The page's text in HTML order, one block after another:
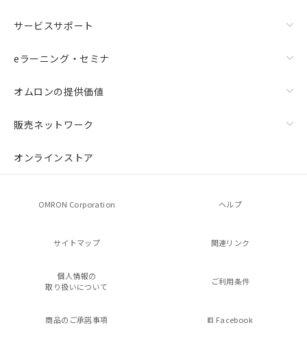
サービスサポート
eラーニング・セミナ
オムロンの提供価値
販売ネットワーク
オンラインストア
OMRON Corporation ヘルプ
サイトマップ 関連リンク
個人情報の
取り扱いについて
ご利用条件
商品のご承諾事項 Facebook